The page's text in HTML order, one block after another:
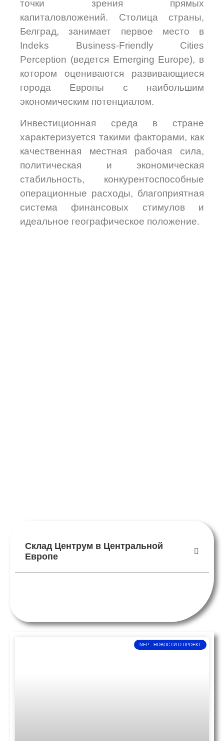
точки зрения прямых
капиталовложений. Столица страны,
Белград, занимает первое место в
Indeks Business-Friendly Cities
Perception (ведется Emerging Europe), в
котором оцениваются развивающиеся
города Европы с наибольшим
экономическим потенциалом.
Инвестиционная среда в стране
характеризуется такими факторами, как
качественная местная рабочая сила,
политическая и экономическая
стабильность, конкурентоспособные
операционные расходы, благоприятная
система финансовых стимулов и
идеальное географическое положение.
Склад Центрум в Центральной
Европе
NEP - НОВОСТИ O ПРОЕКТ